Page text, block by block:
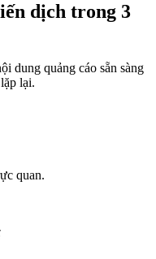
dịch trong 3
dung quảng cáo sẵn sàng
lại.
quan.